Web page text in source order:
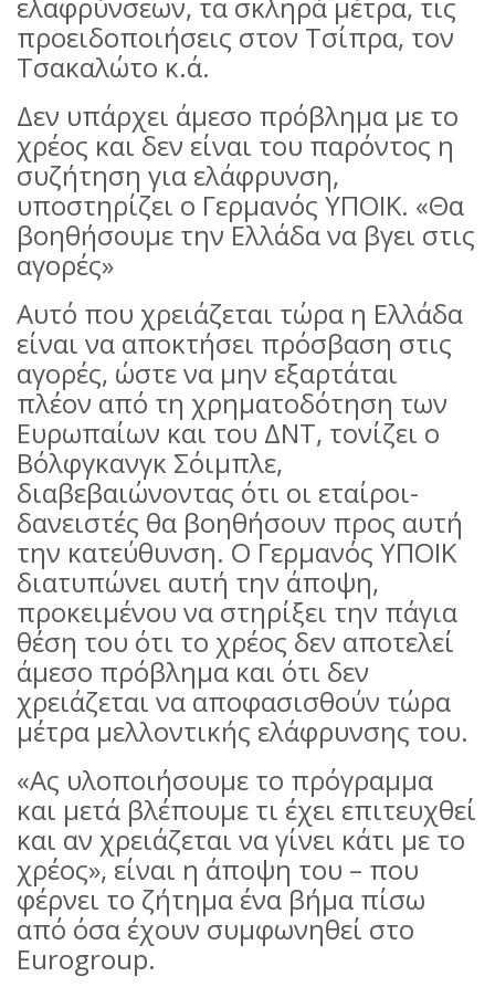
προειδοποιήσεις στον Τσίπρα, τον
Τσακαλώτο κ.ά.
Δεν υπάρχει άμεσο πρόβλημα με το
χρέος και δεν είναι του παρόντος η
συζήτηση για ελάφρυνση,
υποστηρίζει ο Γερμανός ΥΠΟΙΚ. «Θα
βοηθήσουμε την Ελλάδα να βγει στις
αγορές»
Αυτό που χρειάζεται τώρα η Ελλάδα
είναι να αποκτήσει πρόσβαση στις
αγορές, ώστε να μην εξαρτάται
πλέον από τη χρηματοδότηση των
Ευρωπαίων και του ΔΝΤ, τονίζει ο
Βόλφγκανγκ Σόιμπλε,
διαβεβαιώνοντας ότι οι εταίροι-
δανειστές θα βοηθήσουν προς αυτή
την κατεύθυνση. Ο Γερμανός ΥΠΟΙΚ
διατυπώνει αυτή την άποψη,
προκειμένου να στηρίξει την πάγια
θέση του ότι το χρέος δεν αποτελεί
άμεσο πρόβλημα και ότι δεν
χρειάζεται να αποφασισθούν τώρα
μέτρα μελλοντικής ελάφρυνσης του.
«Ας υλοποιήσουμε το πρόγραμμα
και μετά βλέπουμε τι έχει επιτευχθεί
και αν χρειάζεται να γίνει κάτι με το
χρέος», είναι η άποψη του – που
φέρνει το ζήτημα ένα βήμα πίσω
από όσα έχουν συμφωνηθεί στο
Eurogroup.